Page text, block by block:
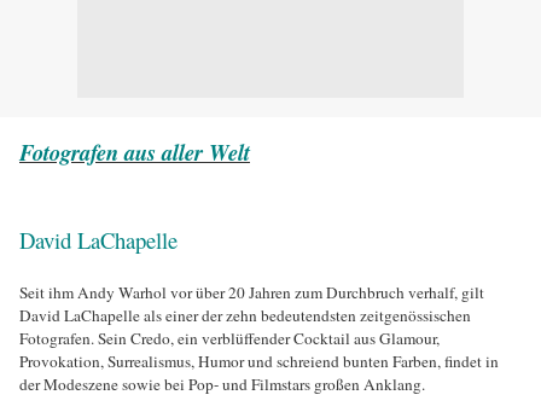
Fotografen aus aller Welt
David LaChapelle
Seit ihm Andy Warhol vor über 20 Jahren zum Durchbruch verhalf, gilt
David LaChapelle als einer der zehn bedeutendsten zeitgenössischen
Fotografen. Sein Credo, ein verblüffender Cocktail aus Glamour,
Provokation, Surrealismus, Humor und schreiend bunten Farben, findet in
der Modeszene sowie bei Pop- und Filmstars großen Anklang.